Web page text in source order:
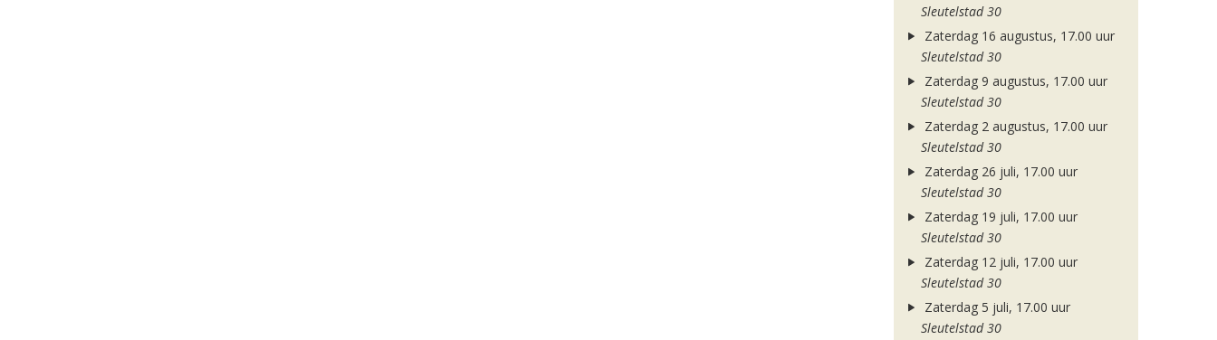
Sleutelstad 30
Zaterdag 16 augustus, 17.00 uur
Sleutelstad 30
Zaterdag 9 augustus, 17.00 uur
Sleutelstad 30
Zaterdag 2 augustus, 17.00 uur
Sleutelstad 30
Zaterdag 26 juli, 17.00 uur
Sleutelstad 30
Zaterdag 19 juli, 17.00 uur
Sleutelstad 30
Zaterdag 12 juli, 17.00 uur
Sleutelstad 30
Zaterdag 5 juli, 17.00 uur
Sleutelstad 30